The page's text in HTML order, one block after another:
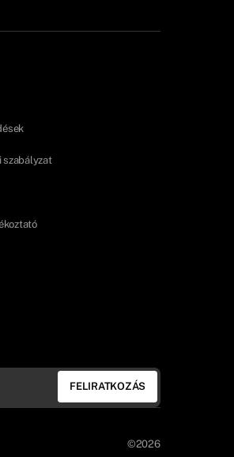
szabályzat
FELIRATKOZÁS
©2026